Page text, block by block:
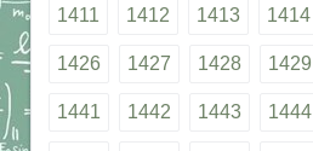
1411 1412 1413 1414
1426 1427 1428 1429
1441 1442 1443 1444